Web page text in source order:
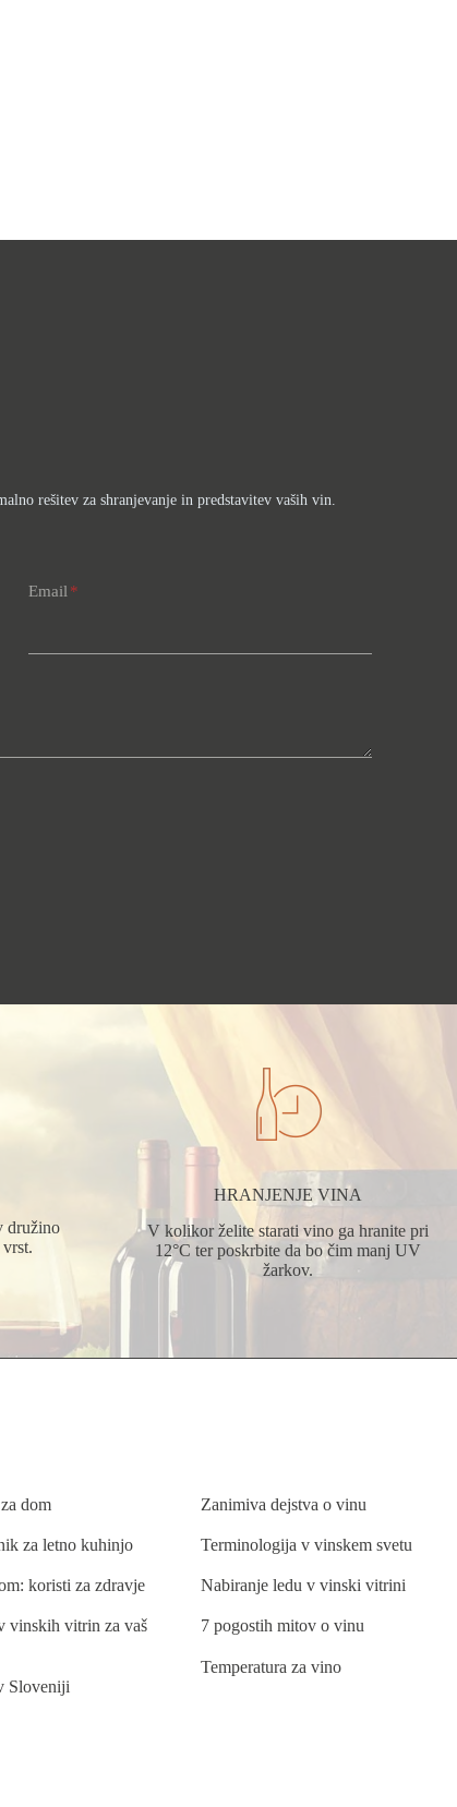
rešitev za shranjevanje in predstavitev vaših vin.
Email *
družino
HRANJENJE VINA
V kolikor želite starati vino ga hranite pri
12°C ter poskrbite da bo čim manj UV
žarkov.
dom
za letno kuhinjo
koristi za zdravje
vinskih vitrin za vaš
Sloveniji
Zanimiva dejstva o vinu
Terminologija v vinskem svetu
Nabiranje ledu v vinski vitrini
7 pogostih mitov o vinu
Temperatura za vino